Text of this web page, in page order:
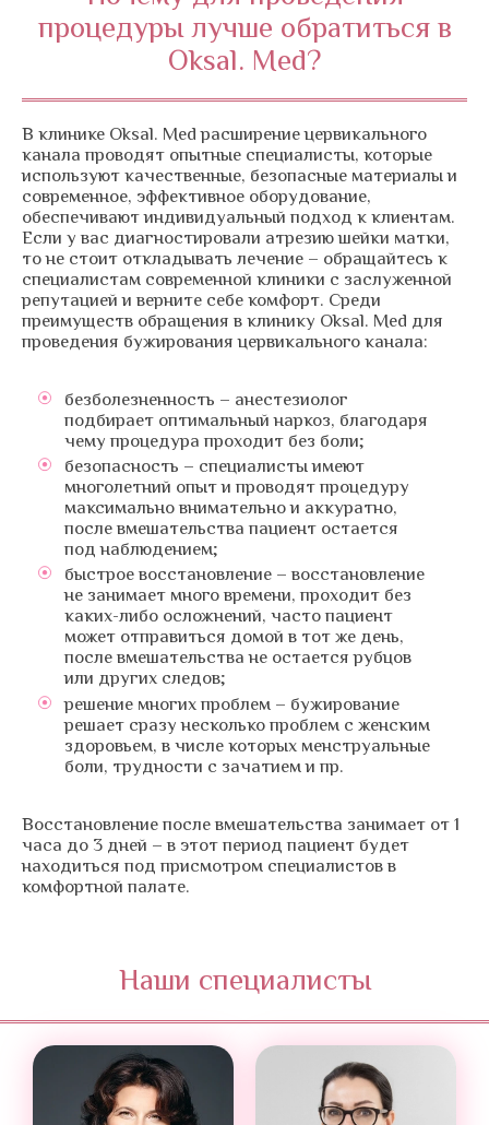
процедуры лучше обратиться в
Oksal. Med?
В клинике Oksal. Med расширение цервикального
канала проводят опытные специалисты, которые
используют качественные, безопасные материалы и
современное, эффективное оборудование,
обеспечивают индивидуальный подход к клиентам.
Если у вас диагностировали атрезию шейки матки,
то не стоит откладывать лечение – обращайтесь к
специалистам современной клиники с заслуженной
репутацией и верните себе комфорт. Среди
преимуществ обращения в клинику Oksal. Med для
проведения бужирования цервикального канала:
безболезненность – анестезиолог
подбирает оптимальный наркоз, благодаря
чему процедура проходит без боли;
безопасность – специалисты имеют
многолетний опыт и проводят процедуру
максимально внимательно и аккуратно,
после вмешательства пациент остается
под наблюдением;
быстрое восстановление – восстановление
не занимает много времени, проходит без
каких-либо осложнений, часто пациент
может отправиться домой в тот же день,
после вмешательства не остается рубцов
или других следов;
решение многих проблем – бужирование
решает сразу несколько проблем с женским
здоровьем, в числе которых менструальные
боли, трудности с зачатием и пр.
Восстановление после вмешательства занимает от 1
часа до 3 дней – в этот период пациент будет
находиться под присмотром специалистов в
комфортной палате.
Наши специалисты